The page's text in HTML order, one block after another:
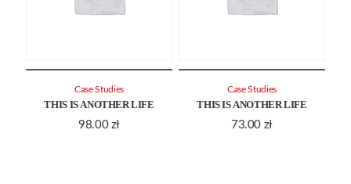
THIS IS ANOTHER LIFE
98.00 zł
Case Studies
THIS IS ANOTHER LIFE
73.00 zł
Case Studies